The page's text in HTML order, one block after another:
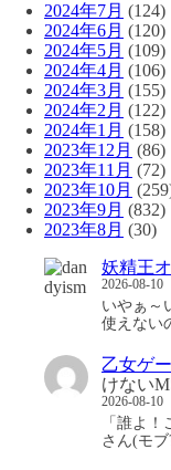
2024年7月 (124)
2024年6月 (120)
2024年5月 (109)
2024年4月 (106)
2024年3月 (155)
2024年2月 (122)
2024年1月 (158)
2023年12月 (86)
2023年11月 (72)
2023年10月
2023年9月 (832)
2023年8月 (30)
妖精王
2026-08-10
いやぁ～
使えない
乙女ゲ
けない
2026-08-10
「誰よ
さん(モ